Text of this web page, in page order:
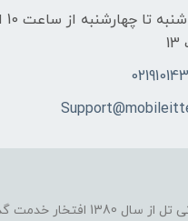
فروشگاه موبایل آی تی تل از سال